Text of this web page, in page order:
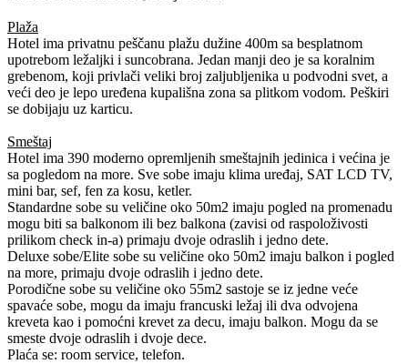
Plaža
Hotel ima privatnu peščanu plažu dužine 400m sa besplatnom
upotrebom ležaljki i suncobrana. Jedan manji deo je sa koralnim
grebenom, koji privlači veliki broj zaljubljenika u podvodni svet, a
veći deo je lepo uređena kupališna zona sa plitkom vodom. Peškiri
se dobijaju uz karticu.
Smeštaj
Hotel ima 390 moderno opremljenih smeštajnih jedinica i većina je
sa pogledom na more. Sve sobe imaju klima uređaj, SAT LCD TV,
mini bar, sef, fen za kosu, ketler.
Standardne sobe su veličine oko 50m2 imaju pogled na promenadu
mogu biti sa balkonom ili bez balkona (zavisi od raspoloživosti
prilikom check in-a) primaju dvoje odraslih i jedno dete.
Deluxe sobe/Elite sobe su veličine oko 50m2 imaju balkon i pogled
na more, primaju dvoje odraslih i jedno dete.
Porodične sobe su veličine oko 55m2 sastoje se iz jedne veće
spavaće sobe, mogu da imaju francuski ležaj ili dva odvojena
kreveta kao i pomoćni krevet za decu, imaju balkon. Mogu da se
smeste dvoje odraslih i dvoje dece.
Plaća se: room service, telefon.